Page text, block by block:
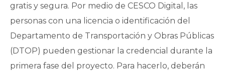
gratis y segura. Por medio de CESCO Digital, las
personas con una licencia o identificación del
Departamento de Transportación y Obras Públicas
(DTOP) pueden gestionar la credencial durante la
primera fase del proyecto. Para hacerlo, deberán